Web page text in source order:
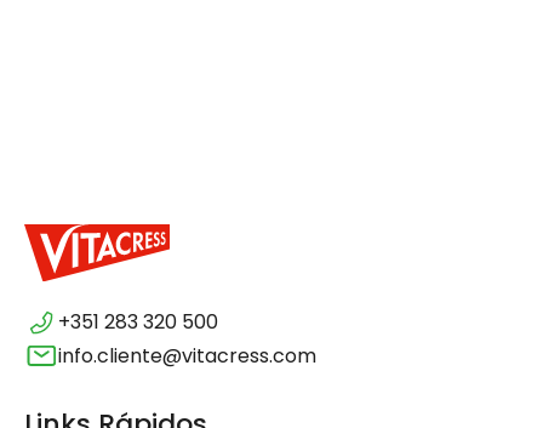
+351 283 320 500
info.cliente@vitacress.com